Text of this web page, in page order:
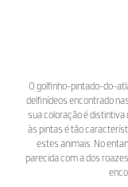
O golfinho-pintado-do-
delfinídeos encontrado
sua coloração é distintiva
às pintas é tão
estes animais. No
parecida com a dos